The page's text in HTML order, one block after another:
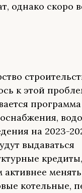
однако скоро
к этой
на 2023-
выдаваться
менять
котельные,